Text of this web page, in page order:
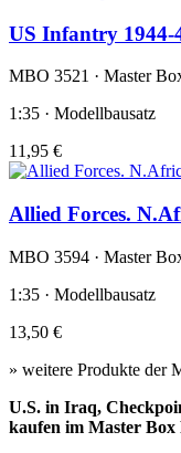
US Infantry 1944-
MBO 3521 · Master
1:35 · Modellbausatz
11,95 €
Allied Forces.
MBO 3594 · Master
1:35 · Modellbausatz
13,50 €
» weitere Produkte der
U.S. in Iraq,
kaufen im Master Box